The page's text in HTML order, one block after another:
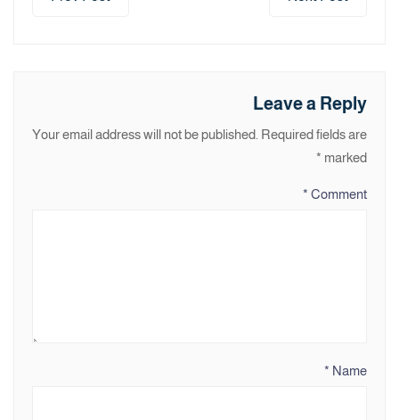
Leave a Reply
Your email address will not be published. Required fields are
marked
*
Comment
*
Name
*